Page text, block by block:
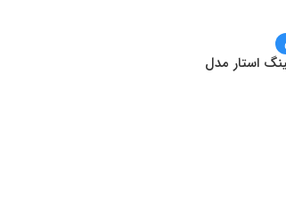
استار مدل